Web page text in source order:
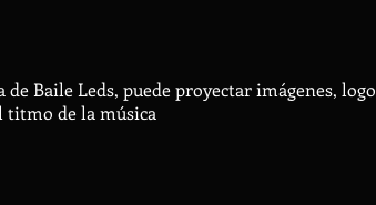
Baile Leds, puede proyectar imágenes, logo
titmo de la música